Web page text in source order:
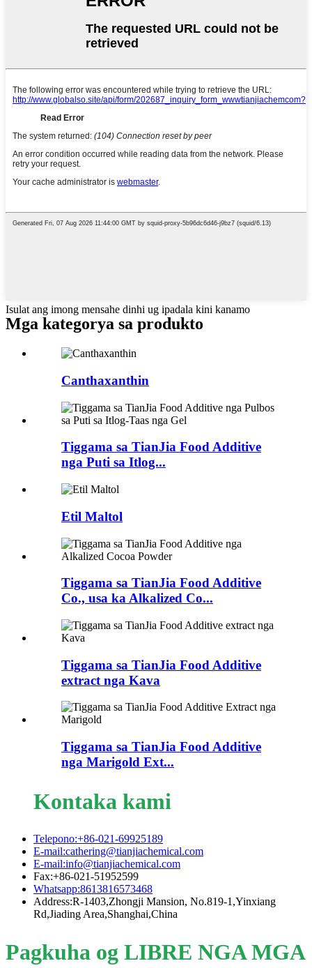
Isulat ang imong mensahe dinhi ug ipadala kini kanamo
Mga kategorya sa produkto
Canthaxanthin
Tiggama sa TianJia Food Additive
nga Puti sa Itlog...
Etil Maltol
Tiggama sa TianJia Food Additive
Co., usa ka Alkalized Co...
Tiggama sa TianJia Food Additive
extract nga Kava
Tiggama sa TianJia Food Additive
nga Marigold Ext...
Kontaka kami
Telepono:+86-021-69925189
E-mail:cathering@tianjiachemical.com
E-mail:info@tianjiachemical.com
Fax:+86-021-51952599
Whatsapp:8613816573468
Address:R-1403,Zhongji Mansion, No.819-1,Yinxiang
Rd,Jiading Area,Shanghai,China
Pagkuha og LIBRE NGA MGA